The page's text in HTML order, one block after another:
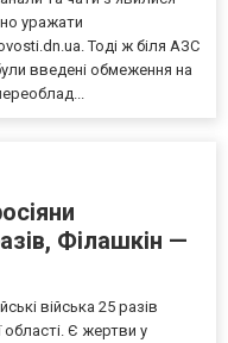
уражати
Тоді ж біля АЗС
введені обмеження на
Філашкін —
війська 25 разів
області. Є жертви у